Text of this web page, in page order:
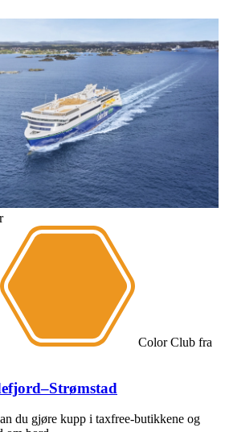
Color Club fra
du gjøre kupp i taxfree-butikkene og